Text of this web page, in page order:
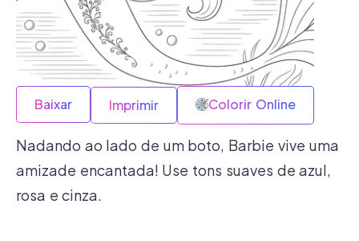
Baixar Imprimir Colorir Online
Nadando ao lado de um boto, Barbie vive uma
amizade encantada! Use tons suaves de azul,
rosa e cinza.